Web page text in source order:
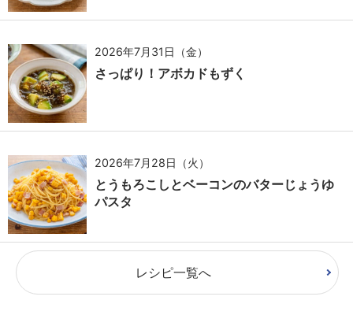
2026年7月31日（金）
さっぱり！アボカドもずく
2026年7月28日（火）
とうもろこしとベーコンのバターじょうゆ
パスタ
レシピ一覧へ